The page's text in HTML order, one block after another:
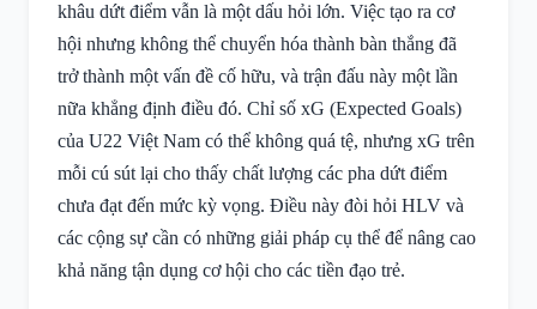
khâu dứt điểm vẫn là một dấu hỏi lớn. Việc tạo ra cơ
hội nhưng không thể chuyển hóa thành bàn thắng đã
trở thành một vấn đề cố hữu, và trận đấu này một lần
nữa khẳng định điều đó. Chỉ số xG (Expected Goals)
của U22 Việt Nam có thể không quá tệ, nhưng xG trên
mỗi cú sút lại cho thấy chất lượng các pha dứt điểm
chưa đạt đến mức kỳ vọng. Điều này đòi hỏi HLV và
các cộng sự cần có những giải pháp cụ thể để nâng cao
khả năng tận dụng cơ hội cho các tiền đạo trẻ.